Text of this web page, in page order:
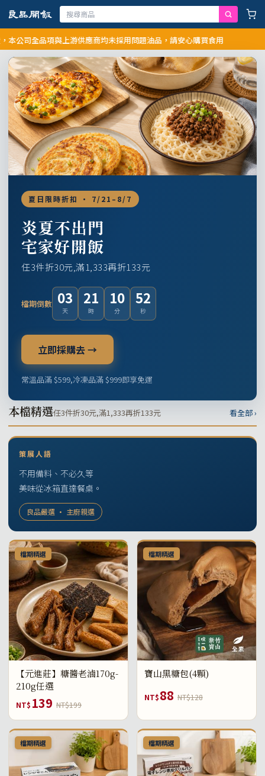
全品項與上游供應商均未採用問題油品，請安心購買食用
夏日限時折扣 · 7/21–8/7
炎夏不出門
宅家好開飯
任3件折30元,滿1,333再折133元
檔期倒數 03
天
21
時
10
分
51
秒
立即採購去 →
常溫品滿 $599,冷凍品滿 $999即享免運
本檔精選任3件折30元,滿1,333再折133元 看全部 ›
策展人語
不用備料、不必久等
美味從冰箱直達餐桌。
良品嚴選 · 主廚親選
檔期精選
【元進莊】糖醬老滷170g-
210g任選
NT$ 139 NT$199
檔期精選
寶山黑糖包(4顆)
NT$88 NT$128
檔期精選 檔期精選